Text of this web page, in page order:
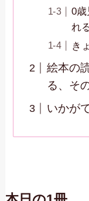
0歳
れ
き
絵本の
る、そ
いかが